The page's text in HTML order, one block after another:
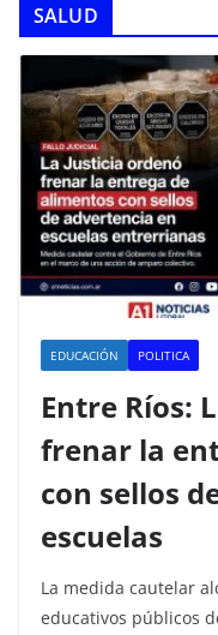
SALUD
EDUCACIÓN POLITICA
Entre Ríos:
frenar la
con sellos
escuelas
La medida cautelar
educativos públicos